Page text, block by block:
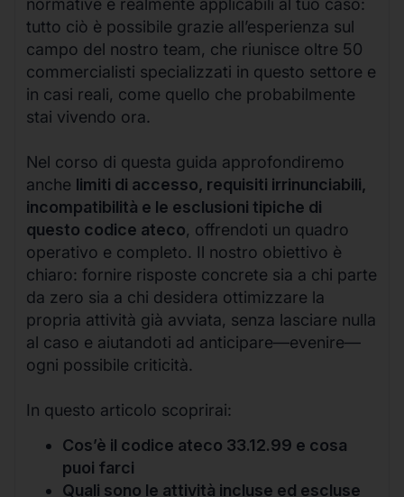
normative e realmente applicabili al tuo caso:
tutto ciò è possibile grazie all’esperienza sul
campo del nostro team, che riunisce oltre 50
commercialisti specializzati in questo settore e
in casi reali, come quello che probabilmente
stai vivendo ora.
Nel corso di questa guida approfondiremo
anche limiti di accesso, requisiti irrinunciabili,
incompatibilità e le esclusioni tipiche di
questo codice ateco, offrendoti un quadro
operativo e completo. Il nostro obiettivo è
chiaro: fornire risposte concrete sia a chi parte
da zero sia a chi desidera ottimizzare la
propria attività già avviata, senza lasciare nulla
al caso e aiutandoti ad anticipare—evenire—
ogni possibile criticità.
In questo articolo scoprirai:
Cos’è il codice ateco 33.12.99 e cosa
puoi farci
Quali sono le attività incluse ed escluse